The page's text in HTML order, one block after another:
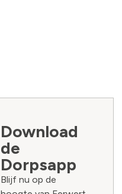
Download
de
Dorpsapp
Blijf nu op de